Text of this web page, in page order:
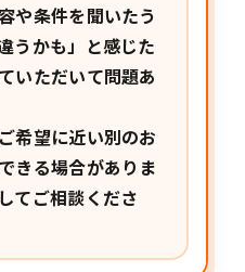
や条件を聞いたう
うかも」と感じた
いただいて問題あ
希望に近い別のお
きる場合がありま
てご相談くださ